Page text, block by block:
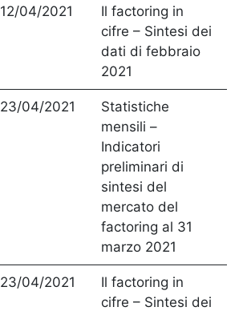
12/04/2021
Il factoring in
cifre – Sintesi dei
dati di febbraio
2021
23/04/2021
Statistiche
mensili –
Indicatori
preliminari di
sintesi del
mercato del
factoring al 31
marzo 2021
23/04/2021
Il factoring in
cifre – Sintesi dei